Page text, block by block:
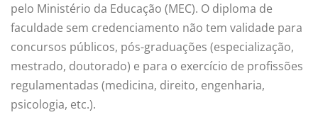
pelo Ministério da Educação (MEC). O diploma de
faculdade sem credenciamento não tem validade para
concursos públicos, pós-graduações (especialização,
mestrado, doutorado) e para o exercício de profissões
regulamentadas (medicina, direito, engenharia,
psicologia, etc.).